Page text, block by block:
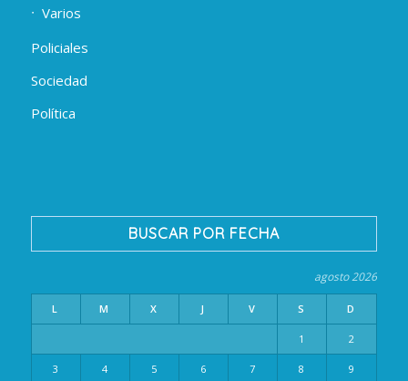
Varios
Policiales
Sociedad
Política
BUSCAR POR FECHA
agosto 2026
L M X J V S D
1 2
3 4 5 6 7 8 9